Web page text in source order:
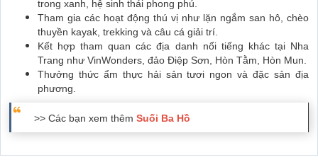
trong xanh, hệ sinh thái phong phú.
Tham gia các hoạt động thú vị như lặn ngắm san hô, chèo
thuyền kayak, trekking và câu cá giải trí.
Kết hợp tham quan các địa danh nổi tiếng khác tại Nha
Trang như VinWonders, đảo Điệp Sơn, Hòn Tằm, Hòn Mun.
Thưởng thức ẩm thực hải sản tươi ngon và đặc sản địa
phương.
>> Các bạn xem thêm Suối Ba Hồ